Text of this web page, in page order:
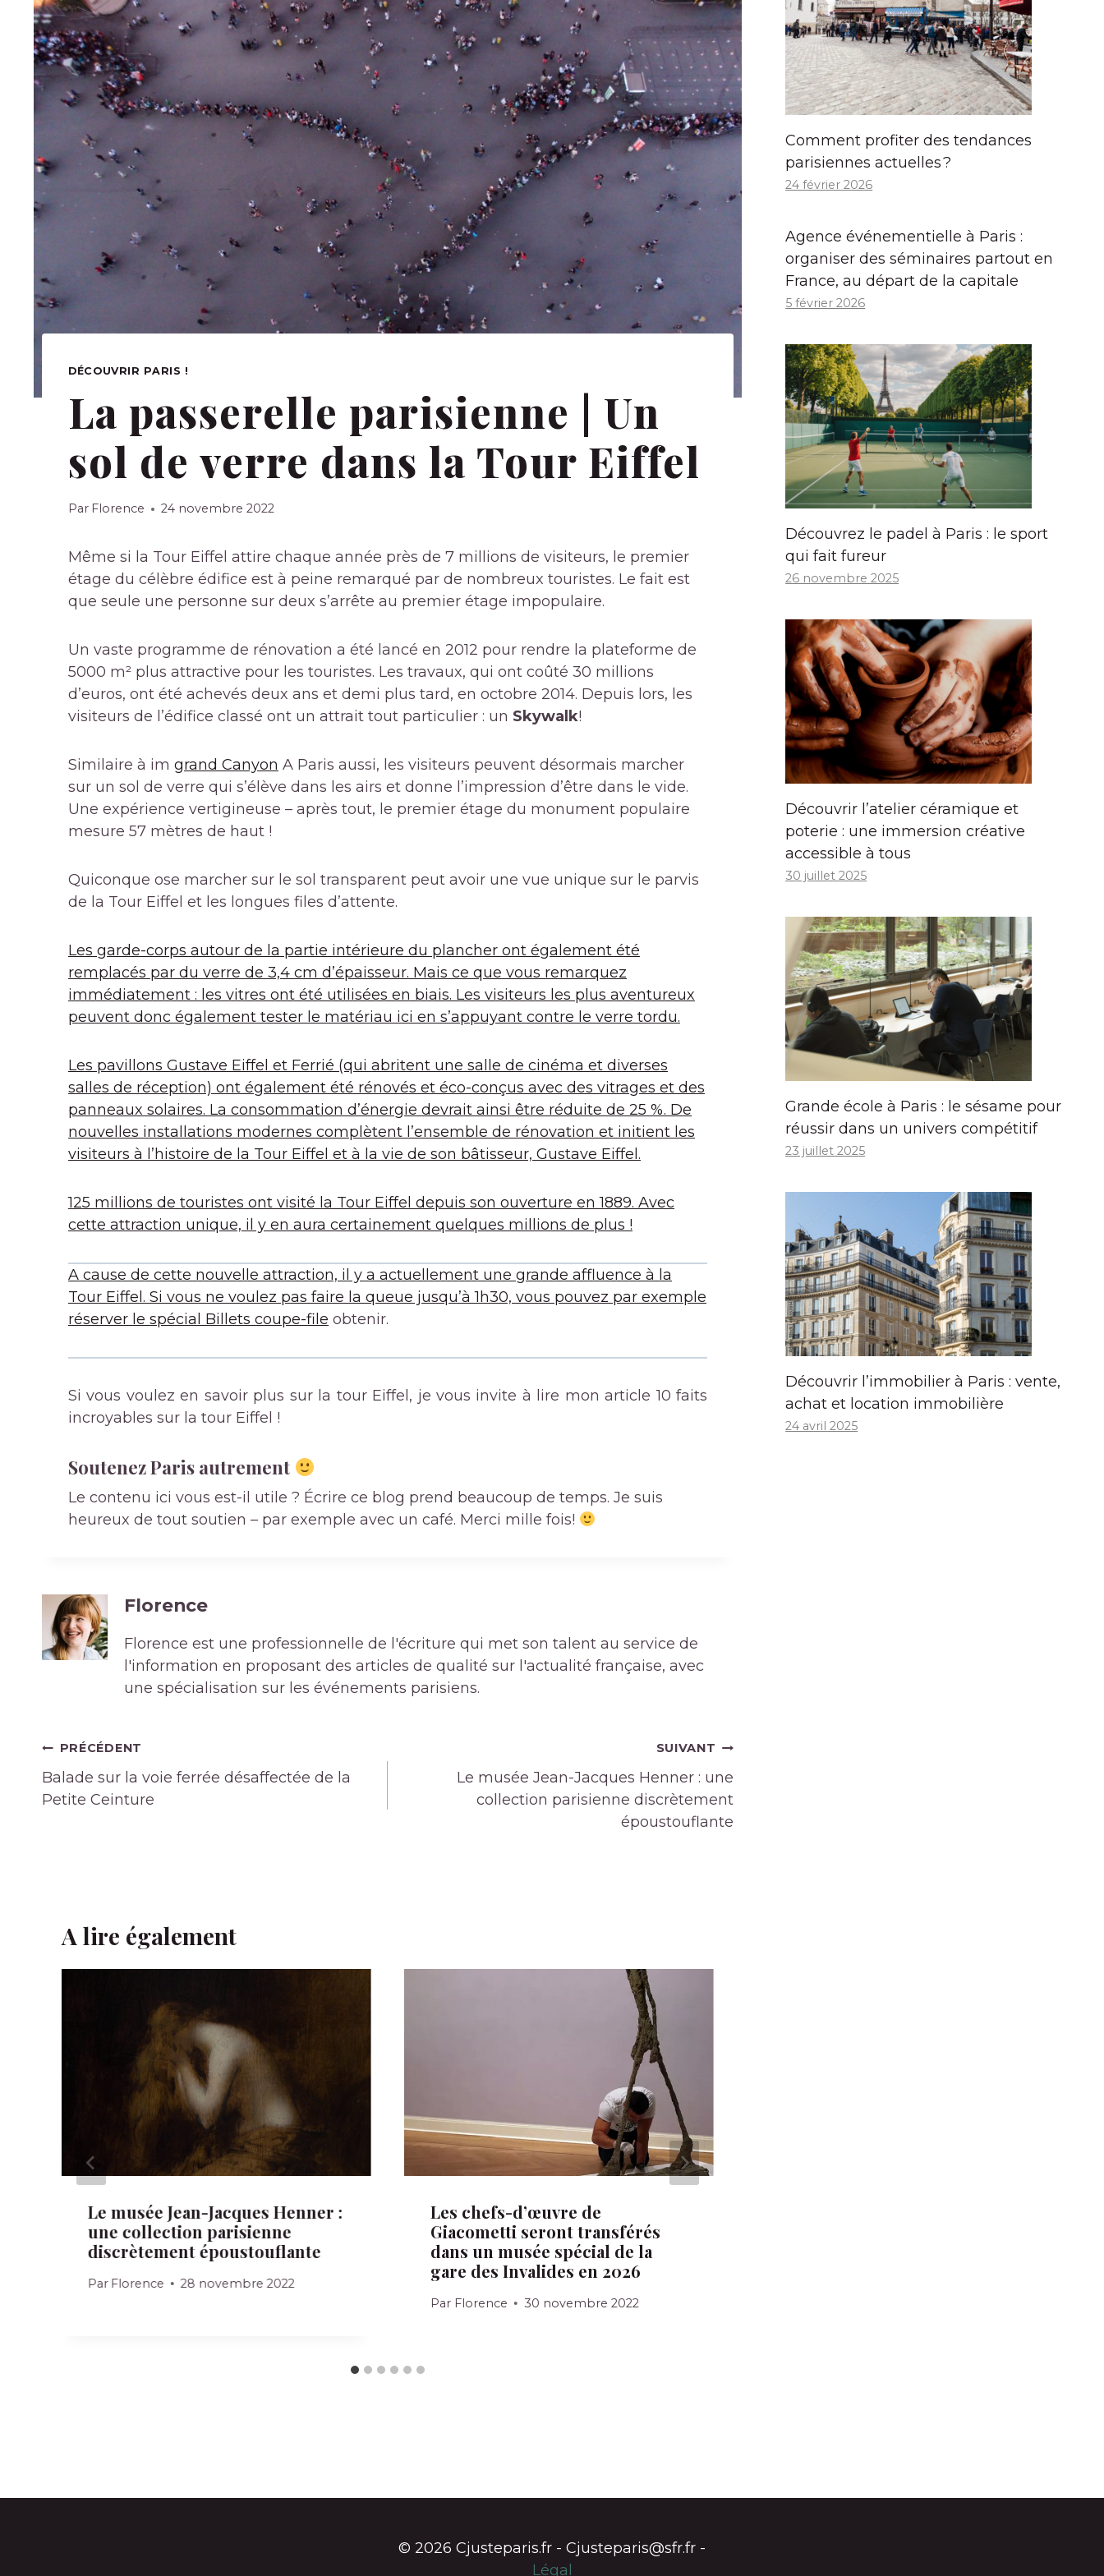
DÉCOUVRIR PARIS !
La passerelle parisienne | Un
sol de verre dans la Tour Eiffel
Par Florence 24 novembre 2022
Même si la Tour Eiffel attire chaque année près de 7 millions de visiteurs, le premier
étage du célèbre édifice est à peine remarqué par de nombreux touristes. Le fait est
que seule une personne sur deux s’arrête au premier étage impopulaire.
Un vaste programme de rénovation a été lancé en 2012 pour rendre la plateforme de
5000 m² plus attractive pour les touristes. Les travaux, qui ont coûté 30 millions
d’euros, ont été achevés deux ans et demi plus tard, en octobre 2014. Depuis lors, les
visiteurs de l’édifice classé ont un attrait tout particulier : un Skywalk!
Similaire à im grand Canyon A Paris aussi, les visiteurs peuvent désormais marcher
sur un sol de verre qui s’élève dans les airs et donne l’impression d’être dans le vide.
Une expérience vertigineuse – après tout, le premier étage du monument populaire
mesure 57 mètres de haut !
Quiconque ose marcher sur le sol transparent peut avoir une vue unique sur le parvis
de la Tour Eiffel et les longues files d’attente.
Les garde-corps autour de la partie intérieure du plancher ont également été
remplacés par du verre de 3,4 cm d’épaisseur. Mais ce que vous remarquez
immédiatement : les vitres ont été utilisées en biais. Les visiteurs les plus aventureux
peuvent donc également tester le matériau ici en s’appuyant contre le verre tordu.
Les pavillons Gustave Eiffel et Ferrié (qui abritent une salle de cinéma et diverses
salles de réception) ont également été rénovés et éco-conçus avec des vitrages et des
panneaux solaires. La consommation d’énergie devrait ainsi être réduite de 25 %. De
nouvelles installations modernes complètent l’ensemble de rénovation et initient les
visiteurs à l’histoire de la Tour Eiffel et à la vie de son bâtisseur, Gustave Eiffel.
125 millions de touristes ont visité la Tour Eiffel depuis son ouverture en 1889. Avec
cette attraction unique, il y en aura certainement quelques millions de plus !
A cause de cette nouvelle attraction, il y a actuellement une grande affluence à la
Tour Eiffel. Si vous ne voulez pas faire la queue jusqu’à 1h30, vous pouvez par exemple
réserver le spécial Billets coupe-file obtenir.
Si vous voulez en savoir plus sur la tour Eiffel, je vous invite à lire mon article 10 faits
incroyables sur la tour Eiffel !
Soutenez Paris autrement
Le contenu ici vous est-il utile ? Écrire ce blog prend beaucoup de temps. Je suis
heureux de tout soutien – par exemple avec un café. Merci mille fois!
Florence
Florence est une professionnelle de l'écriture qui met son talent au service de
l'information en proposant des articles de qualité sur l'actualité française, avec
une spécialisation sur les événements parisiens.
Navigation
de
l’article
PRÉCÉDENT
Balade sur la voie ferrée désaffectée de la
Petite Ceinture
SUIVANT
Le musée Jean-Jacques Henner : une
collection parisienne discrètement
époustouflante
A lire également
Le musée Jean-Jacques Henner :
une collection parisienne
discrètement époustouflante
Par Florence 28 novembre 2022
Les chefs-d’œuvre de
Giacometti seront transférés
dans un musée spécial de la
gare des Invalides en 2026
Par Florence 30 novembre 2022
Comment profiter des tendances
parisiennes actuelles ?
24 février 2026
Agence événementielle à Paris :
organiser des séminaires partout en
France, au départ de la capitale
5 février 2026
Découvrez le padel à Paris : le sport
qui fait fureur
26 novembre 2025
Découvrir l’atelier céramique et
poterie : une immersion créative
accessible à tous
30 juillet 2025
Grande école à Paris : le sésame pour
réussir dans un univers compétitif
23 juillet 2025
Découvrir l’immobilier à Paris : vente,
achat et location immobilière
24 avril 2025
© 2026 Cjusteparis.fr - Cjusteparis@sfr.fr -
Légal